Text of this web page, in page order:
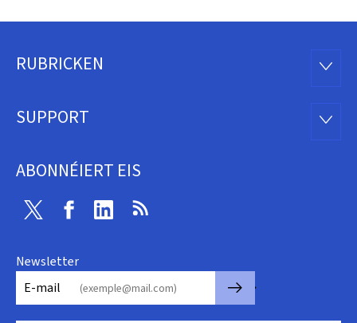
Fousszeil
RUBRICKEN
SUPPORT
ABONNÉIERT EIS
Twitter FacebookLinkedin
Newsletter
E-mail
🡒